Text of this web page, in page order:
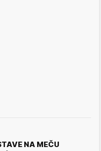
NA MEČU